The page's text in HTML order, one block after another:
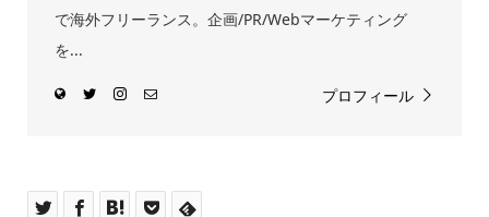
で海外フリーランス。企画/PR/Webマーケティング
を...
プロフィール